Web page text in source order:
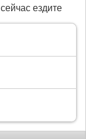
ездите